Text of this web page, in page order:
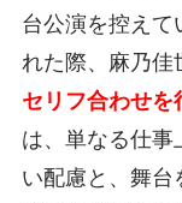
台公演を控えて
れた際、麻乃佳
セリフ合わせを
は、単なる仕事
い配慮と、舞台